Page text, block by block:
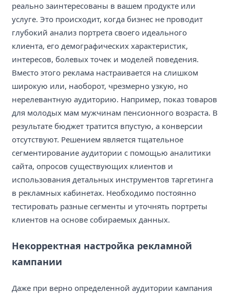
реально заинтересованы в вашем продукте или
услуге. Это происходит, когда бизнес не проводит
глубокий анализ портрета своего идеального
клиента, его демографических характеристик,
интересов, болевых точек и моделей поведения.
Вместо этого реклама настраивается на слишком
широкую или, наоборот, чрезмерно узкую, но
нерелевантную аудиторию. Например, показ товаров
для молодых мам мужчинам пенсионного возраста. В
результате бюджет тратится впустую, а конверсии
отсутствуют. Решением является тщательное
сегментирование аудитории с помощью аналитики
сайта, опросов существующих клиентов и
использования детальных инструментов таргетинга
в рекламных кабинетах. Необходимо постоянно
тестировать разные сегменты и уточнять портреты
клиентов на основе собираемых данных.
Некорректная настройка рекламной
кампании
Даже при верно определенной аудитории кампания